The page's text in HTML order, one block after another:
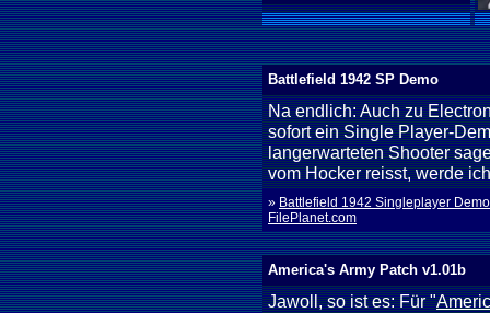
Battlefield 1942 SP Demo
Na endlich: Auch zu
sofort ein Single Player-
langerwarteten Shooter
vom Hocker reisst, werde
» Battlefield 1942 Singleplayer
FilePlanet.com
America's Army Patch v1.01b
Jawoll, so ist es: Für "